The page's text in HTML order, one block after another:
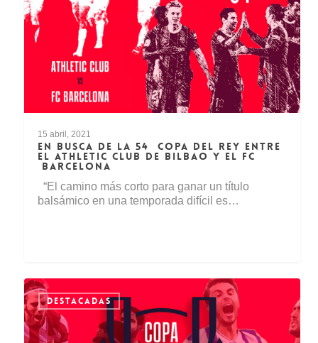
15 abril, 2021
EN BUSCA DE LA 54 COPA DEL REY ENTRE
EL ATHLETIC CLUB DE BILBAO Y EL FC
BARCELONA
“El camino más corto para ganar un título
balsámico en una temporada difícil es…
DESTACADAS